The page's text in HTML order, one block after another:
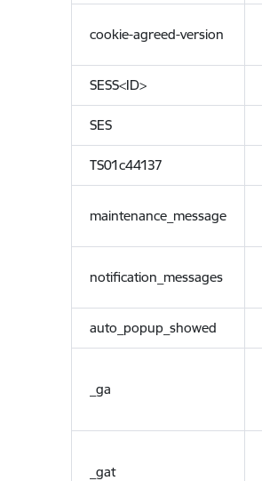
cookie-agreed-version
SESS<ID>
SES
TS01c44137
maintenance_message
notification_messages
auto_popup_showed
_ga
_gat